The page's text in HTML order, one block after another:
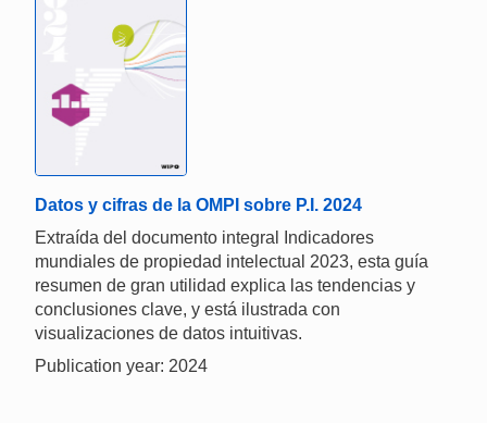
Datos y cifras de la OMPI sobre P.I. 2024
Extraída del documento integral Indicadores
mundiales de propiedad intelectual 2023, esta guía
resumen de gran utilidad explica las tendencias y
conclusiones clave, y está ilustrada con
visualizaciones de datos intuitivas.
Publication year: 2024